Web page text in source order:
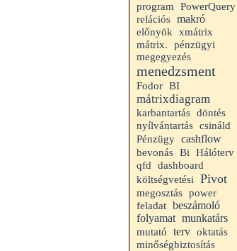
program
PowerQuery
relációs makró
előnyök
xmátrix
mátrix.
pénzügyi
megegyezés
menedzsment
Fodor BI
mátrixdiagram
karbantartás döntés
nyílvántartás csináld
Pénzügy cashflow
bevonás Bi
Hálóterv
qfd
dashboard
költségvetési
Pivot
megosztás power
feladat beszámoló
folyamat munkatárs
mutató terv oktatás
minőségbiztosítás